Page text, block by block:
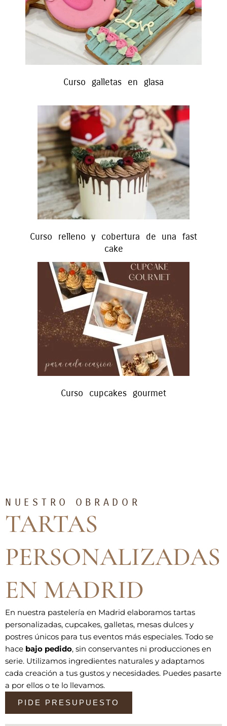
Curso galletas en glasa
Curso relleno y cobertura de una fast
cake
Curso cupcakes gourmet
NUESTRO OBRADOR
TARTAS
PERSONALIZADAS
EN MADRID
En nuestra pastelería en Madrid elaboramos tartas
personalizadas, cupcakes, galletas, mesas dulces y
postres únicos para tus eventos más especiales. Todo se
hace bajo pedido, sin conservantes ni producciones en
serie. Utilizamos ingredientes naturales y adaptamos
cada creación a tus gustos y necesidades. Puedes pasarte
a por ellos o te lo llevamos.
PIDE PRESUPUESTO